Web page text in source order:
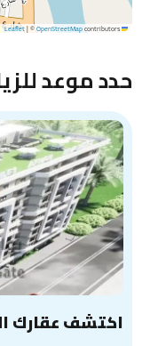
Leaflet
|©OpenStreetMapcontributors
حدد موعد
اكتشف عقارك